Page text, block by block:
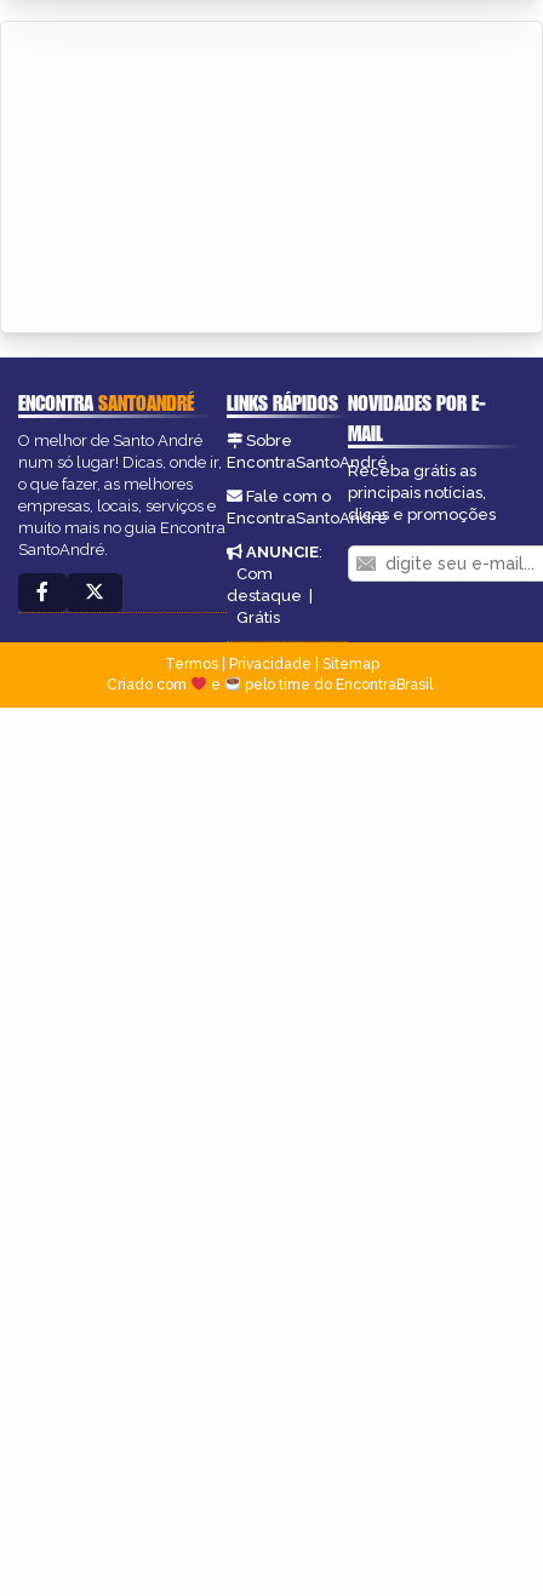
ENCONTRASANTOANDRÉ
O melhor de Santo André
num só lugar! Dicas, onde ir,
o que fazer, as melhores
empresas, locais, serviços e
muito mais no guia Encontra
SantoAndré.
LINKS RÁPIDOS
Sobre
EncontraSantoAndré
Fale com o
EncontraSantoAndré
ANUNCIE:
Com
destaque |
Grátis
NOVIDADES POR E-
MAIL
Receba grátis as
principais notícias,
dicas e promoções
Termos| Privacidade
Sitemap
Criado com
e pelo time do EncontraBrasil